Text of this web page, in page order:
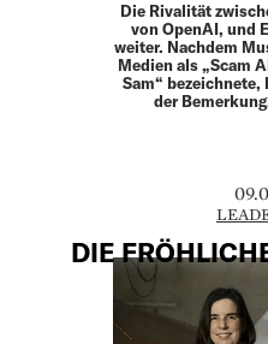
Die Rivalität
von OpenAI, und
weiter. Nachdem
Medien als „Scam
Sam“
der
DIE